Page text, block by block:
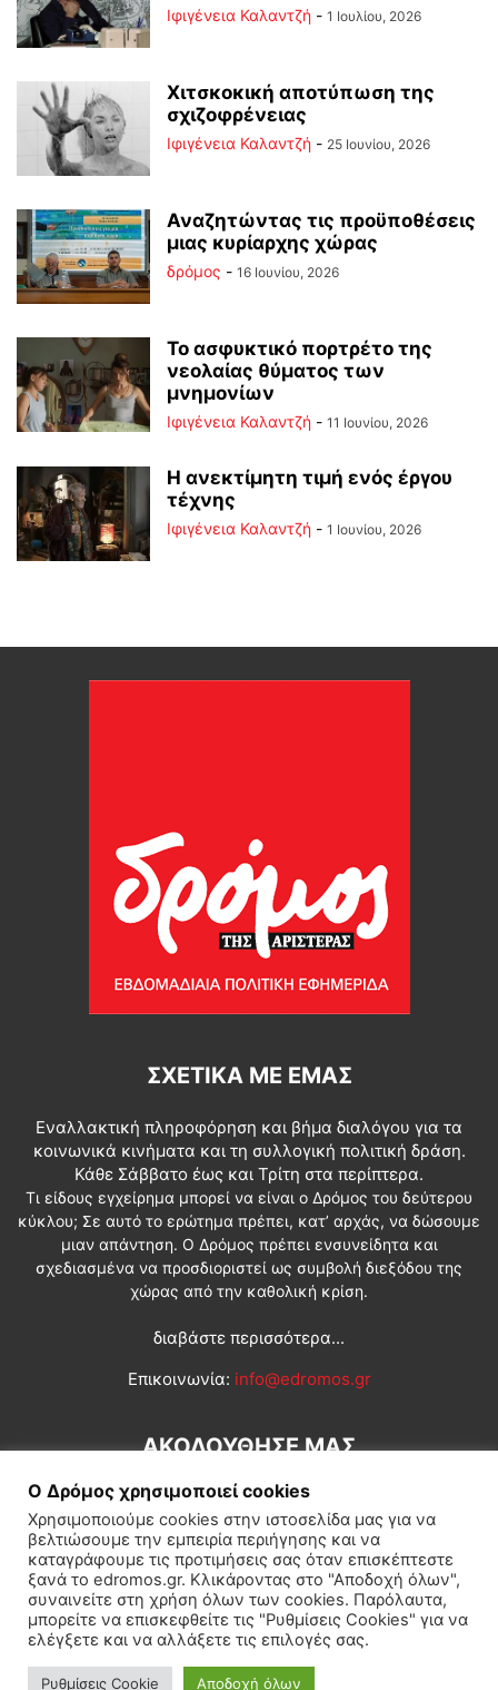
Ιφιγένεια Καλαντζή - 1 Ιουλίου, 2026
Χιτσκοκική αποτύπωση της
σχιζοφρένειας
Ιφιγένεια Καλαντζή - 25 Ιουνίου, 2026
Αναζητώντας τις προϋποθέσεις
μιας κυρίαρχης χώρας
δρόμος - 16 Ιουνίου, 2026
Το ασφυκτικό πορτρέτο της
νεολαίας θύματος των
μνημονίων
Ιφιγένεια Καλαντζή - 11 Ιουνίου, 2026
Η ανεκτίμητη τιμή ενός έργου
τέχνης
Ιφιγένεια Καλαντζή - 1 Ιουνίου, 2026
ΣΧΕΤΙΚΆ ΜΕ ΕΜΆΣ
Εναλλακτική πληροφόρηση και βήμα διαλόγου για τα
κοινωνικά κινήματα και τη συλλογική πολιτική δράση.
Κάθε Σάββατο έως και Τρίτη στα περίπτερα.
Τι είδους εγχείρημα μπορεί να είναι ο Δρόμος του δεύτερου
κύκλου; Σε αυτό το ερώτημα πρέπει, κατ’ αρχάς, να δώσουμε
μιαν απάντηση. Ο Δρόμος πρέπει ενσυνείδητα και
σχεδιασμένα να προσδιοριστεί ως συμβολή διεξόδου της
χώρας από την καθολική κρίση.
διαβάστε περισσότερα...
Επικοινωνία: info@edromos.gr
ΑΚΟΛΟΥΘΗΣΕ ΜΑΣ
Εγγραφή συνδρομητή Πολιτική Διεθνή Κοινωνία
Πολιτισμός Αφιερώματα
Ο Δρόμος χρησιμοποιεί cookies
Χρησιμοποιούμε cookies στην ιστοσελίδα μας για να
βελτιώσουμε την εμπειρία περιήγησης και να
καταγράφουμε τις προτιμήσεις σας όταν επισκέπτεστε
ξανά το edromos.gr. Κλικάροντας στο "Αποδοχή όλων",
συναινείτε στη χρήση όλων των cookies. Παρόλαυτα,
μπορείτε να επισκεφθείτε τις "Ρυθμίσεις Cookies" για να
ελέγξετε και να αλλάξετε τις επιλογές σας.
Ρυθμίσεις Cookie Αποδοχή όλων